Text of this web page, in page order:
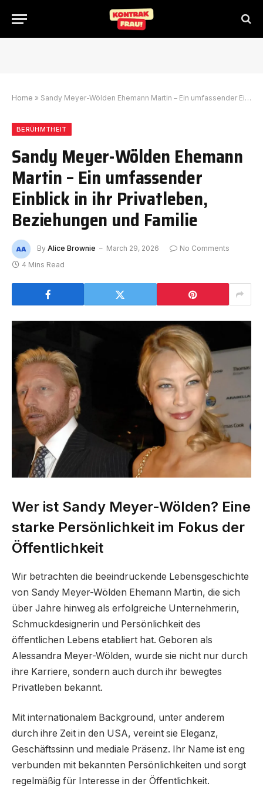
Home » Sandy Meyer-Wölden Ehemann Martin – Ein umfassender Einblick in ihr Privatleben, Beziehungen und Familie
BERÜHMTHEIT
Sandy Meyer-Wölden Ehemann
Martin – Ein umfassender
Einblick in ihr Privatleben,
Beziehungen und Familie
By Alice Brownie March 29, 2026
No Comments
4 Mins Read
Wer ist Sandy Meyer-Wölden? Eine
starke Persönlichkeit im Fokus der
Öffentlichkeit
Wir betrachten die beeindruckende Lebensgeschichte
von Sandy Meyer-Wölden Ehemann Martin, die sich
über Jahre hinweg als erfolgreiche Unternehmerin,
Schmuckdesignerin und Persönlichkeit des
öffentlichen Lebens etabliert hat. Geboren als
Alessandra Meyer-Wölden, wurde sie nicht nur durch
ihre Karriere, sondern auch durch ihr bewegtes
Privatleben bekannt.
Mit internationalem Background, unter anderem
durch ihre Zeit in den USA, vereint sie Eleganz,
Geschäftssinn und mediale Präsenz. Ihr Name ist eng
verbunden mit bekannten Persönlichkeiten und sorgt
regelmäßig für Interesse in der Öffentlichkeit.